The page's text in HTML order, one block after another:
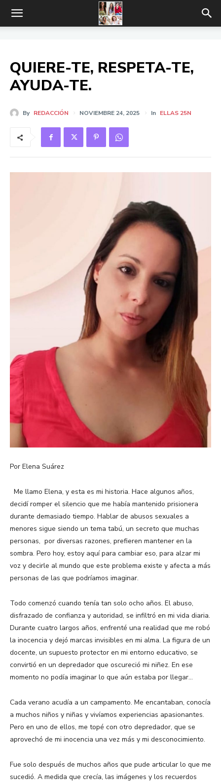
QUIERE-TE, RESPETA-TE,
AYUDA-TE.
By REDACCIÓN NOVIEMBRE 24, 2025 In ELLAS 25N
Por Elena Suárez
Me llamo Elena, y esta es mi historia. Hace algunos años,
decidí romper el silencio que me había mantenido prisionera
durante demasiado tiempo. Hablar de abusos sexuales a
menores sigue siendo un tema tabú, un secreto que muchas
personas, por diversas razones, prefieren mantener en la
sombra. Pero hoy, estoy aquí para cambiar eso, para alzar mi
voz y decirle al mundo que este problema existe y afecta a más
personas de las que podríamos imaginar.
Todo comenzó cuando tenía tan solo ocho años. El abuso,
disfrazado de confianza y autoridad, se infiltró en mi vida diaria.
Durante cuatro largos años, enfrenté una realidad que me robó
la inocencia y dejó marcas invisibles en mi alma. La figura de un
docente, un supuesto protector en mi entorno educativo, se
convirtió en un depredador que oscureció mi niñez. En ese
momento no podía imaginar lo que aún estaba por llegar…
Cada verano acudía a un campamento. Me encantaban, conocía
a muchos niños y niñas y vivíamos experiencias apasionantes.
Pero en uno de ellos, me topé con otro depredador, que se
aprovechó de mi inocencia una vez más y mi desconocimiento.
Fue solo después de muchos años que pude articular lo que me
sucedió. A medida que crecía, las imágenes y los recuerdos